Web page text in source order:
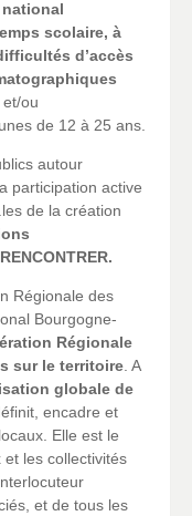
scolaire, à
d’accès
ou
de 12 à 25 ans.
autour
participation active
de la création
Régionale des
Bourgogne-
Régionale
sur le territoire . A
globale de
encadre et
Elle est le
les collectivités
et de tous les